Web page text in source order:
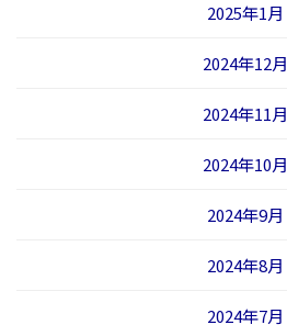
2025年1月
2024年12月
2024年11月
2024年10月
2024年9月
2024年8月
2024年7月